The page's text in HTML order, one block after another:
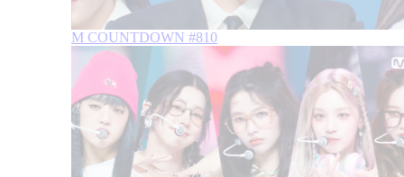
M COUNTDOWN #810